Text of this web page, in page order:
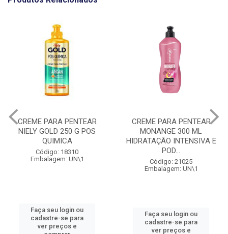
CREME PARA PENTEAR
NIELY GOLD 250 G POS
QUIMICA
Código: 18310
Embalagem: UN\1
Faça seu login ou
cadastre-se para
ver preços e
CREME PARA PENTEAR
MONANGE 300 ML
HIDRATAÇÃO INTENSIVA E
POD...
Código: 21025
Embalagem: UN\1
Faça seu login ou
cadastre-se para
ver preços e